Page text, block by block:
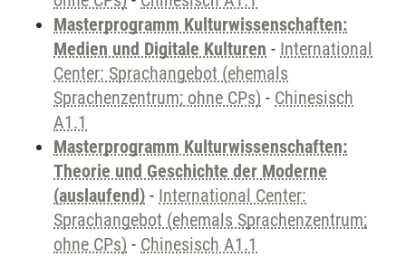
Masterprogramm Kulturwissenschaften:
Medien und Digitale Kulturen - International
Center: Sprachangebot (ehemals
Sprachenzentrum; ohne CPs) - Chinesisch
A1.1
Masterprogramm Kulturwissenschaften:
Theorie und Geschichte der Moderne
(auslaufend) - International Center:
Sprachangebot (ehemals Sprachenzentrum;
ohne CPs) - Chinesisch A1.1